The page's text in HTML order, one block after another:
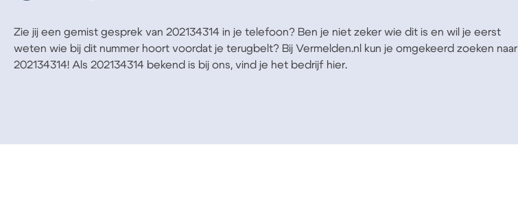
Zie jij een gemist gesprek van 202134314 in je telefoon? Ben je niet zeker wie dit is en wil je eerst
weten wie bij dit nummer hoort voordat je terugbelt? Bij Vermelden.nl kun je omgekeerd zoeken naar
202134314! Als 202134314 bekend is bij ons, vind je het bedrijf hier.